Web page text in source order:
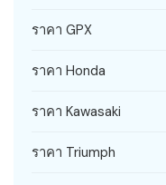
ราคา GPX
ราคา Honda
ราคา Kawasaki
ราคา Triumph